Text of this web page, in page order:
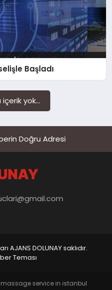
Başladı
yok...
Doğru Adresi
AJANS DOLUNAY saklıdır.
Teması
massage service in istanbul